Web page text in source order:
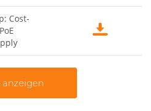
Cost-